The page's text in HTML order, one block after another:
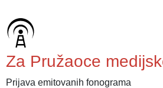
Za Pružaoce
Prijava emitovanih fonograma